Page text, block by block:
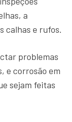
a
calhas e rufos.
problemas
e corrosão em
sejam feitas